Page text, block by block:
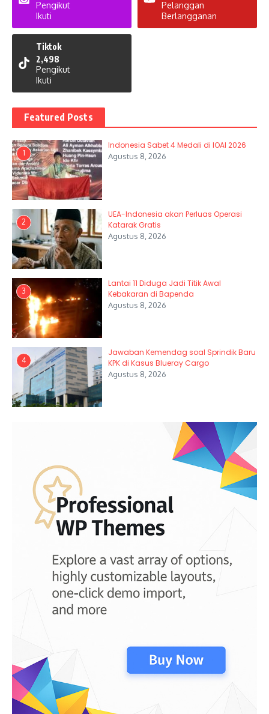
Pengikut
Ikuti
Pelanggan
Berlangganan
Tiktok
2,498
Pengikut
Ikuti
Featured Posts
1
Indonesia Sabet 4 Medali di IOAI 2026
Agustus 8, 2026
2
UEA-Indonesia akan Perluas Operasi
Katarak Gratis
Agustus 8, 2026
3
Lantai 11 Diduga Jadi Titik Awal
Kebakaran di Bapenda
Agustus 8, 2026
4
Jawaban Kemendag soal Sprindik Baru
KPK di Kasus Blueray Cargo
Agustus 8, 2026